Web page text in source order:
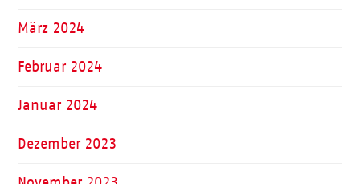
März 2024
Februar 2024
Januar 2024
Dezember 2023